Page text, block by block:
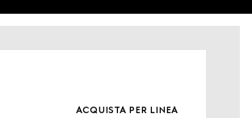
acquista per linea